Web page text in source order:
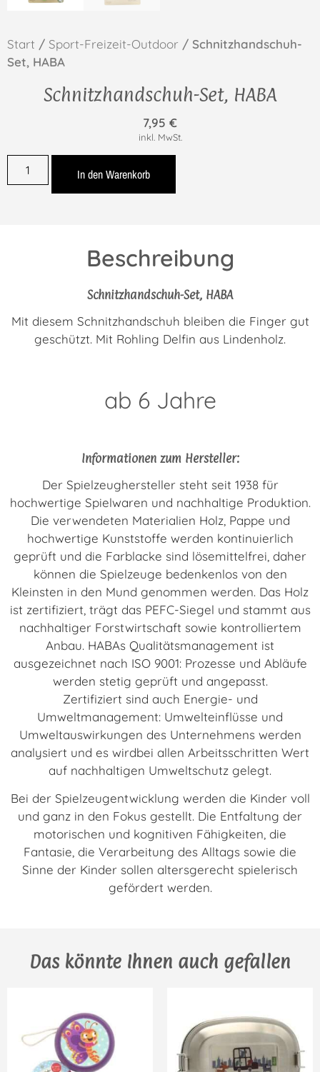
Start / Sport-Freizeit-Outdoor / Schnitzhandschuh-
Set, HABA
Schnitzhandschuh-Set, HABA
7,95 €
inkl. MwSt.
In den Warenkorb
Beschreibung
Schnitzhandschuh-Set, HABA
Mit diesem Schnitzhandschuh bleiben die Finger gut
geschützt. Mit Rohling Delfin aus Lindenholz.
ab 6 Jahre
Informationen zum Hersteller:
Der Spielzeughersteller steht seit 1938 für
hochwertige Spielwaren und nachhaltige Produktion.
Die verwendeten Materialien Holz, Pappe und
hochwertige Kunststoffe werden kontinuierlich
geprüft und die Farblacke sind lösemittelfrei, daher
können die Spielzeuge bedenkenlos von den
Kleinsten in den Mund genommen werden. Das Holz
ist zertifiziert, trägt das PEFC-Siegel und stammt aus
nachhaltiger Forstwirtschaft sowie kontrolliertem
Anbau. HABAs Qualitätsmanagement ist
ausgezeichnet nach ISO 9001: Prozesse und Abläufe
werden stetig geprüft und angepasst.
Zertifiziert sind auch Energie- und
Umweltmanagement: Umwelteinflüsse und
Umweltauswirkungen des Unternehmens werden
analysiert und es wirdbei allen Arbeitsschritten Wert
auf nachhaltigen Umweltschutz gelegt.
Bei der Spielzeugentwicklung werden die Kinder voll
und ganz in den Fokus gestellt. Die Entfaltung der
motorischen und kognitiven Fähigkeiten, die
Fantasie, die Verarbeitung des Alltags sowie die
Sinne der Kinder sollen altersgerecht spielerisch
gefördert werden.
Das könnte Ihnen auch gefallen